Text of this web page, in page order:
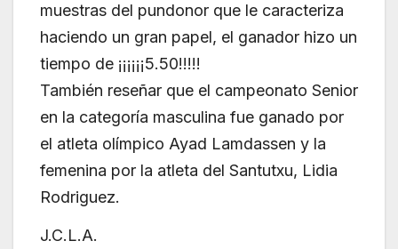
muestras del pundonor que le caracteriza
haciendo un gran papel, el ganador hizo un
tiempo de ¡¡¡¡¡¡5.50!!!!!
También reseñar que el campeonato Senior
en la categoría masculina fue ganado por
el atleta olímpico Ayad Lamdassen y la
femenina por la atleta del Santutxu, Lidia
Rodriguez.
J.C.L.A.